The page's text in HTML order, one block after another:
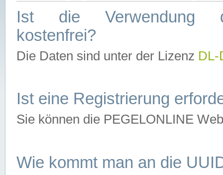
Ist die Verwendung
kostenfrei?
Die Daten sind unter der Lizenz
Ist eine Registrierung
Sie können die PEGELONLINE
Wie kommt man an die